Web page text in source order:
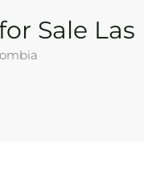
Sale Las